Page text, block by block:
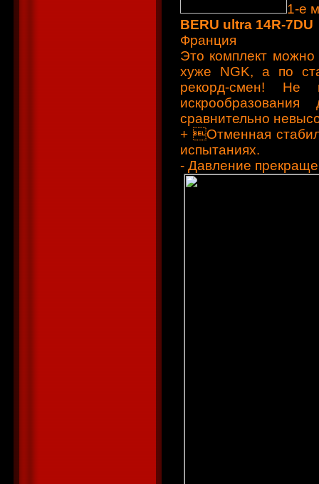
1-е
BERU ultra 14R-7DU
Франция
Это комплект можно
хуже NGK, а по
рекорд-смен! Не
сравнительно
+ Отменная
испытаниях.
- Давление